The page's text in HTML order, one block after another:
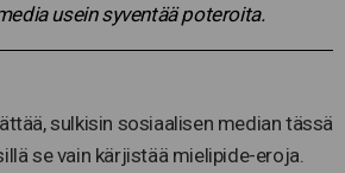
usein syventää poteroita.
sulkisin sosiaalisen median tässä
se vain kärjistää mielipide-eroja.